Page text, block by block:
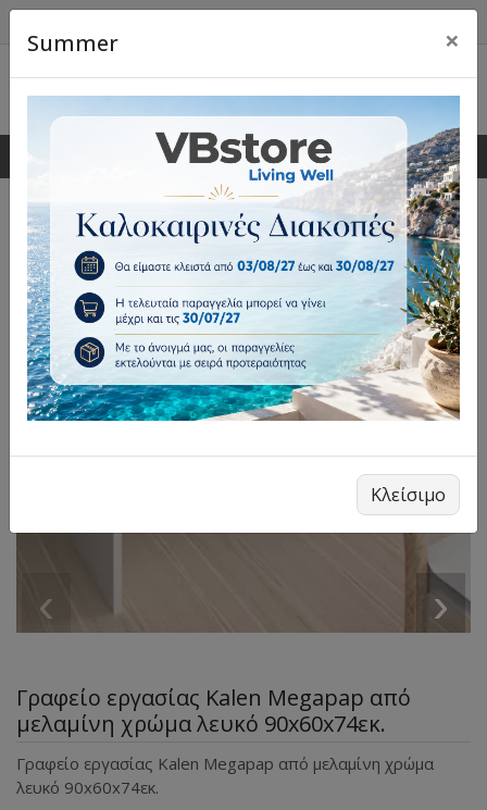
0 0
‹ ›
Γραφείο εργασίας Kalen Megapap από
μελαμίνη χρώμα λευκό 90x60x74εκ.
Γραφείο εργασίας Kalen Megapap από μελαμίνη χρώμα
λευκό 90x60x74εκ.
Summer ×
Κλείσιμο